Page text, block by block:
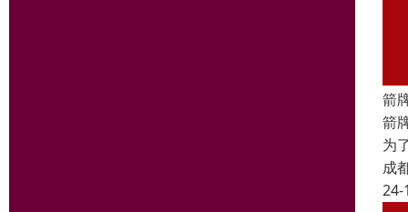
箭
箭
为
成
24-